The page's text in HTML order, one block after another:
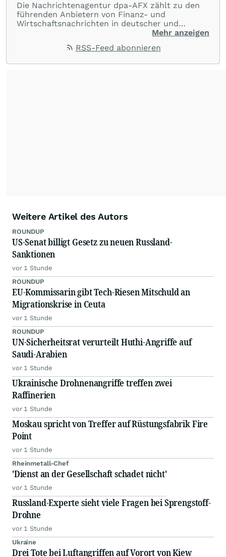
Die Nachrichtenagentur dpa-AFX zählt zu den
führenden Anbietern von Finanz- und
Wirtschaftsnachrichten in deutscher und
englischer Sprache. Gestützt auf ein
dpa-AFX unabhängig, zuverlässig und schnell
Mehr anzeigen
RSS-Feed abonnieren
Weitere Artikel des Autors
ROUNDUP
US-Senat billigt Gesetz zu neuen Russland-
Sanktionen
vor 1 Stunde
ROUNDUP
EU-Kommissarin gibt Tech-Riesen Mitschuld an
Migrationskrise in Ceuta
vor 1 Stunde
ROUNDUP
UN-Sicherheitsrat verurteilt Huthi-Angriffe auf
Saudi-Arabien
vor 1 Stunde
Ukrainische Drohnenangriffe treffen zwei
Raffinerien
vor 1 Stunde
Moskau spricht von Treffer auf Rüstungsfabrik Fire
Point
vor 1 Stunde
Rheinmetall-Chef
'Dienst an der Gesellschaft schadet nicht'
vor 1 Stunde
Russland-Experte sieht viele Fragen bei Sprengstoff-
Drohne
vor 1 Stunde
Ukraine
Drei Tote bei Luftangriffen auf Vorort von Kiew